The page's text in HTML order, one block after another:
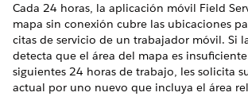
Cada 24 horas, la aplicación móvil Field
mapa sin conexión cubre las ubicaciones
citas de servicio de un trabajador móvil. Si
detecta que el área del mapa es
siguientes 24 horas de trabajo, les solicita
actual por uno nuevo que incluya el área